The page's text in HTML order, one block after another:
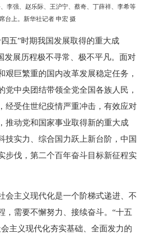
李强、赵乐际、王沪宁、蔡奇、丁薛祥、李希等
台上。新华社记者 申宏 摄
五”时期我国发展取得的重大成
发展历程极不寻常、极不平凡。面对
艰巨繁重的国内改革发展稳定任务，
党中央团结带领全党全国各族人民，
经受住世纪疫情严重冲击，有效应对
推动党和国家事业取得新的重大成
技实力、综合国力跃上新台阶，中国
步伐，第二个百年奋斗目标新征程实
会主义现代化是一个阶梯式递进、不
，需要不懈努力、接续奋斗。“十五
主义现代化夯实基础、全面发力的